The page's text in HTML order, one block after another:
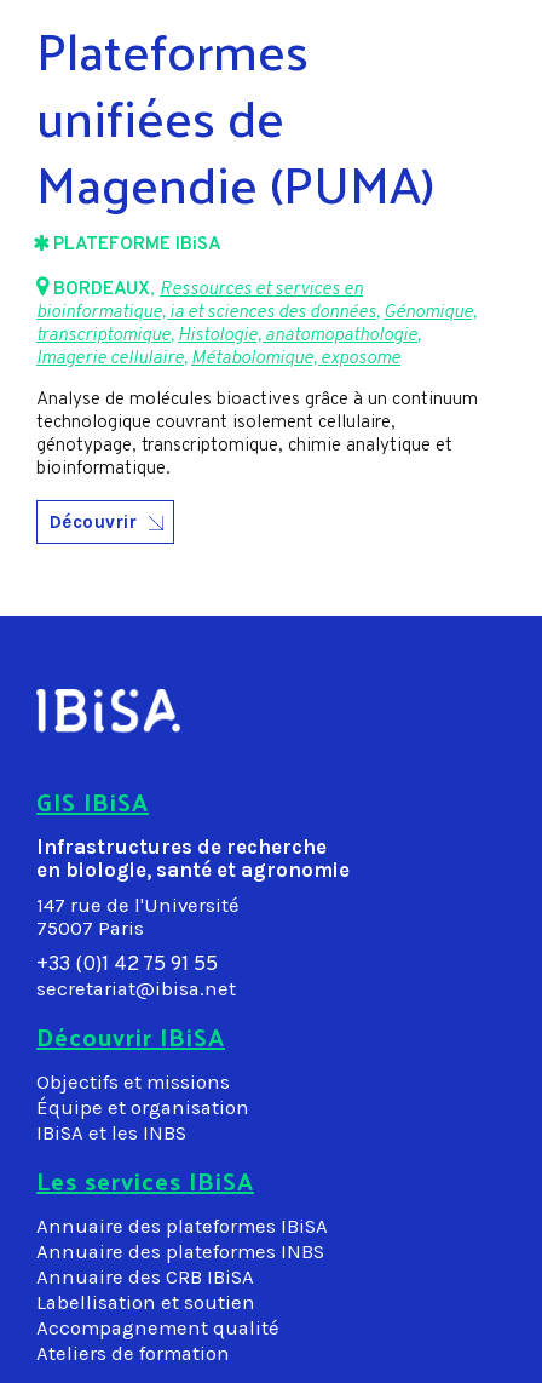
Plateformes
unifiées de
Magendie (PUMA)
PLATEFORME IBiSA
BORDEAUX, Ressources et services en
bioinformatique, ia et sciences des données,Génomique,
transcriptomique,Histologie, anatomopathologie,
Imagerie cellulaire,Métabolomique, exposome
Analyse de molécules bioactives grâce à un continuum
technologique couvrant isolement cellulaire,
génotypage, transcriptomique, chimie analytique et
bioinformatique.
Découvrir
GIS IBiSA
Infrastructures de recherche
en biologie, santé et agronomie
147 rue de l'Université
75007 Paris
+33 (0)1 42 75 91 55
secretariat@ibisa.net
Découvrir IBiSA
Objectifs et missions
Équipe et organisation
IBiSA et les INBS
Les services IBiSA
Annuaire des plateformes IBiSA
Annuaire des plateformes INBS
Annuaire des CRB IBiSA
Labellisation et soutien
Accompagnement qualité
Ateliers de formation